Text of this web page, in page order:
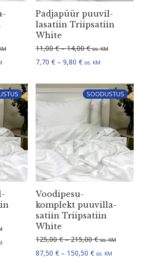
69,90 € kuni 108,90 €
48,93 € kuni 76,23 €
Padjapüür puuvil­
la­satiin Triip­satiin
White
11,00€ – 14,00€Hinnavahemik:
sis. KM
7,70 € – 9,80 €Hinnavahemik:
sis. KM
34,90 € kuni 60,90 €
24,43 € kuni 42,63 €
SOODUSTUS
Voodi­pe­su­
komplekt puuvil­la­
satiin Triip­satiin
White
125,00€ – 215,00€ sis. KM
87,50 € – 150,50 € sis. KM